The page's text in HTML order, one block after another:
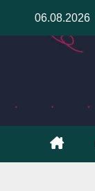
06.08.2026